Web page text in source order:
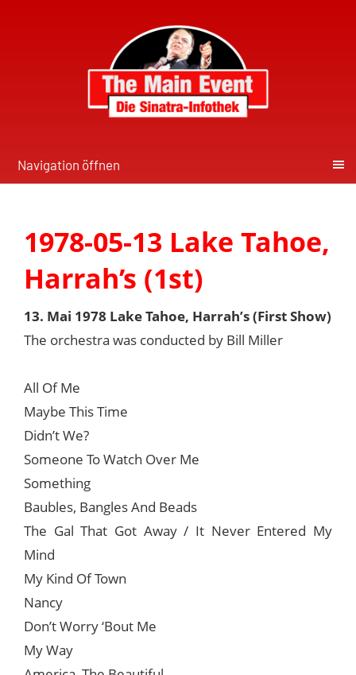
Navigation öffnen
1978-05-13 Lake Tahoe,
Harrah’s (1st)
13. Mai 1978 Lake Tahoe, Harrah’s (First Show)
The orchestra was conducted by Bill Miller
All Of Me
Maybe This Time
Didn’t We?
Someone To Watch Over Me
Something
Baubles, Bangles And Beads
The Gal That Got Away / It Never Entered My
Mind
My Kind Of Town
Nancy
Don’t Worry ‘Bout Me
My Way